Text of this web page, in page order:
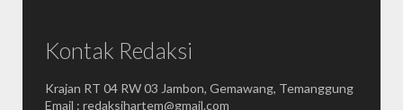
Kontak Redaksi
Krajan RT 04 RW 03 Jambon, Gemawang, Temanggung
Email : redaksihartem@gmail.com